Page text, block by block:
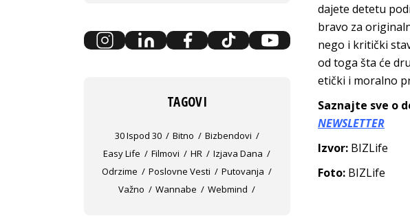
dajete detetu
bravo za
nego i kritički
od toga šta će
etički i moralno
Saznajte sve o
NEWSLETTER
Izvor: BIZLife
Foto: BIZLife
TAGOVI
30 Ispod 30 Bitno
Bizbendovi
Easy Life
Filmovi HR
Izjava Dana
Odrzime
Poslovne Vesti
Putovanja
Važno
Wannabe Webmind